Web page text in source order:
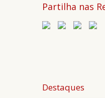
Partilha nas
Destaques